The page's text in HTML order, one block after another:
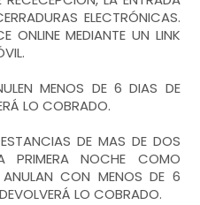
ducha,
toallas,
armario,
de baño (con ducha
ducha,
cm.)
armario,
ELECTRÓNICAS.
ONLINE MEDIANTE UN LINK
MENOS DE 6 DIAS DE
LO COBRADO.
DE MAS DE DOS
PRIMERA NOCHE COMO
CON MENOS DE 6
LO COBRADO.